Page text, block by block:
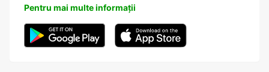
Pentru mai multe informații